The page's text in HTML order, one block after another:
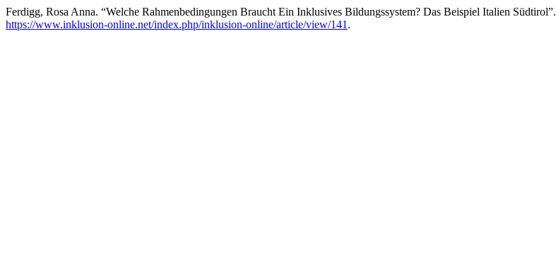
Ferdigg, Rosa Anna. “Welche Rahmenbedingungen Braucht Ein Inklusives Bildungssystem? Das Beispiel Italien Südtirol”.
https://www.inklusion-online.net/index.php/inklusion-online/article/view/141 .